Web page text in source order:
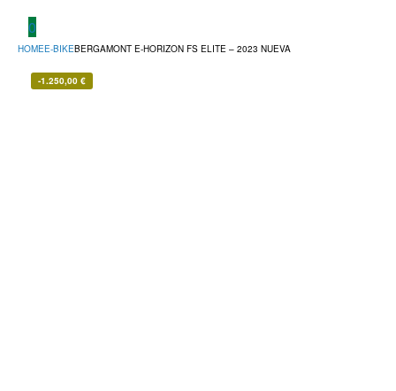
0
HOMEE-BIKEBERGAMONT E-HORIZON FS ELITE – 2023 NUEVA
-1.250,00 €